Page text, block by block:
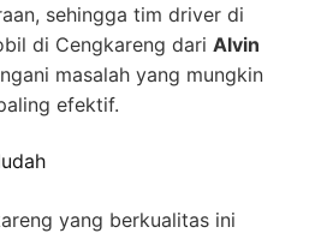
sehingga tim driver di
di Cengkareng dari Alvin
masalah yang mungkin
efektif.
yang berkualitas ini